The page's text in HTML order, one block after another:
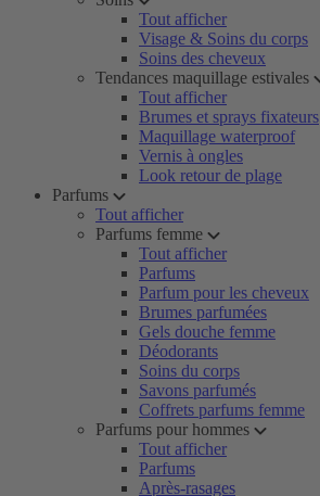
Tout afficher
Visage & Soins du corps
Soins des cheveux
Tendances maquillage estivales
Tout afficher
Brumes et sprays fixateurs
Maquillage waterproof
Vernis à ongles
Look retour de plage
Parfums
Tout afficher
Parfums femme
Tout afficher
Parfums
Parfum pour les cheveux
Brumes parfumées
Gels douche femme
Déodorants
Soins du corps
Savons parfumés
Coffrets parfums femme
Parfums pour hommes
Tout afficher
Parfums
Après-rasages